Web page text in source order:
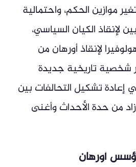
موازين الحكم، واحتمالية
لإنقاذ الكيان السياسي،
لإنقاذ أورهان من
تاريخية جديدة
تشكيل التحالفات بين
زاد من حدة الأحداث وأغنى
أورهان